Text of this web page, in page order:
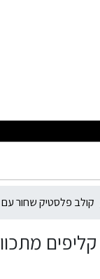
עם
קולב פלסטיק שחור עם